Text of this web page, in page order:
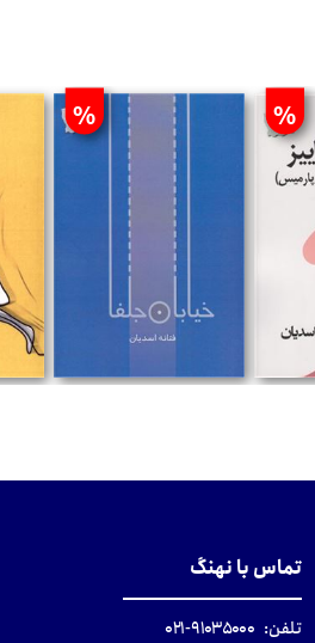
%
%
تماس با نهنگ
تلفن: ۹۱۰۳۵۰۰۰-۰۲۱